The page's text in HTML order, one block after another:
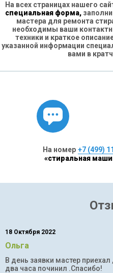
На всех страницах нашего
специальная форма,
мастера для ремонта
необходимы ваши
техники и краткое
указанной информации
вами в
На номер +7 (499)
«стиральная
18 Октября 2022
Ольга
В день заявки мастер
два часа починил .Спасибо!